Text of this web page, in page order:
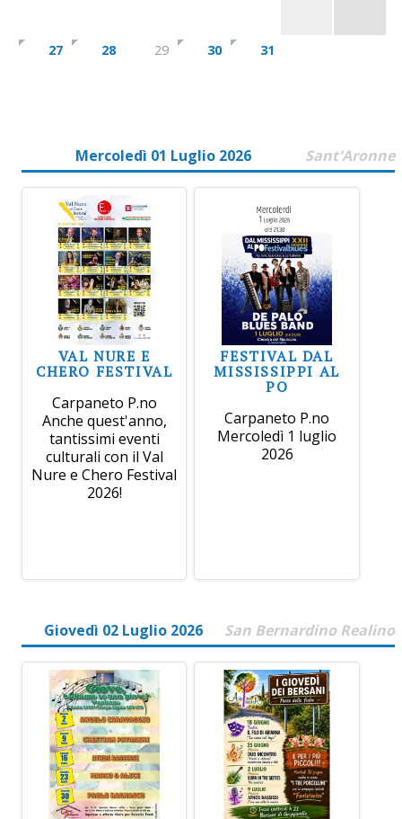
27 28 29 30 31
Mercoledì 01 Luglio 2026 Sant'Aronne
VAL NURE E
CHERO FESTIVAL
Carpaneto P.no
Anche quest'anno,
tantissimi eventi
culturali con il Val
Nure e Chero Festival
2026!
FESTIVAL DAL
MISSISSIPPI AL
PO
Carpaneto P.no
Mercoledì 1 luglio
2026
Giovedì 02 Luglio 2026 San Bernardino Realino